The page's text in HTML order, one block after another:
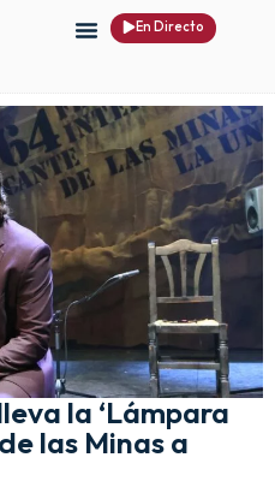
En Directo
la ‘Lámpara
las Minas a